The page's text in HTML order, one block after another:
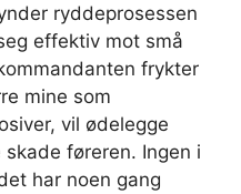
ryddeprosessen
effektiv mot små
frykter
mine som
vil ødelegge
føreren. Ingen i
har noen gang